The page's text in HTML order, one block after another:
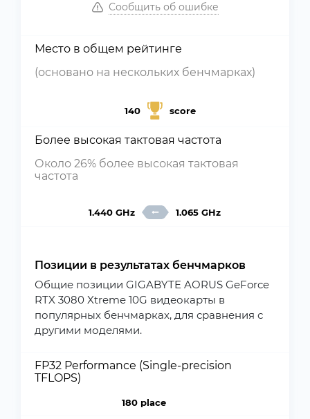
Сообщить об ошибке
Место в общем рейтинге
(основано на нескольких бенчмарках)
140 score
Более высокая тактовая частота
Около 26% более высокая тактовая
частота
1.440 GHz 1.065 GHz
Позиции в результатах бенчмарков
Общие позиции GIGABYTE AORUS GeForce
RTX 3080 Xtreme 10G видеокарты в
популярных бенчмарках, для сравнения с
другими моделями.
FP32 Performance (Single-precision
TFLOPS)
180 place